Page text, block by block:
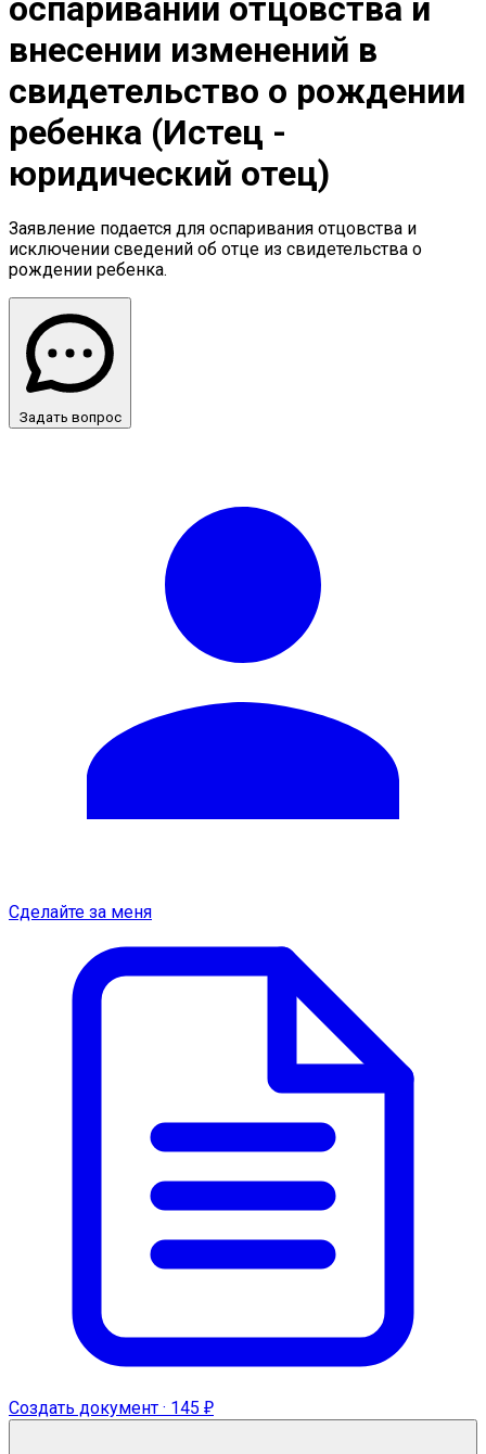
оспаривании отцовства и
внесении изменений в
свидетельство о рождении
ребенка (Истец -
юридический отец)
Заявление подается для оспаривания отцовства и
исключении сведений об отце из свидетельства о
рождении ребенка.
Задать вопрос
Сделайте за меня
Создать документ · 145 ₽